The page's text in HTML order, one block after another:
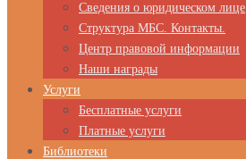
Сведения о юридическом лице
Структура МБС. Контакты.
Центр правовой информации
Наши награды
Услуги
Бесплатные услуги
Платные услуги
Библиотеки